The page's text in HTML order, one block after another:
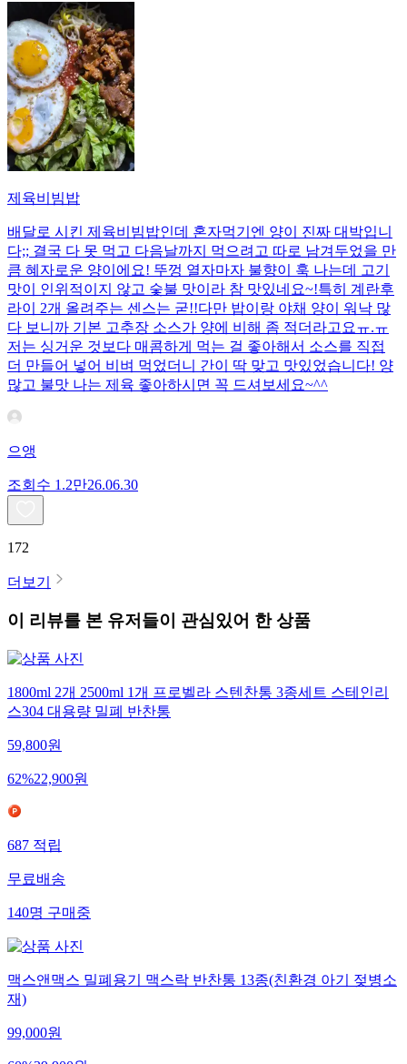
제육비빔밥
배달로 시킨 제육비빔밥인데 혼자먹기엔 양이 진짜 대박입니
다;; 결국 다 못 먹고 다음날까지 먹으려고 따로 남겨두었을 만
큼 혜자로운 양이에요! 뚜껑 열자마자 불향이 훅 나는데 고기
맛이 인위적이지 않고 숯불 맛이라 참 맛있네요~!특히 계란후
라이 2개 올려주는 센스는 굳!! ​다만 밥이랑 야채 양이 워낙 많
다 보니까 기본 고추장 소스가 양에 비해 좀 적더라고요ㅠ.ㅠ
저는 싱거운 것보다 매콤하게 먹는 걸 좋아해서 소스를 직접
더 만들어 넣어 비벼 먹었더니 간이 딱 맞고 맛있었습니다! 양
많고 불맛 나는 제육 좋아하시면 꼭 드셔보세요~^^
으앵
조회수 1.2만26.06.30
172
더보기
이 리뷰를 본 유저들이 관심있어 한 상품
1800ml 2개 2500ml 1개 프로벨라 스텐찬통 3종세트 스테인리
스304 대용량 밀폐 반찬통
59,800원
62%22,900원
687 적립
무료배송
140명 구매중
맥스앤맥스 밀폐용기 맥스락 반찬통 13종(친환경 아기 젖병소
재)
99,000원